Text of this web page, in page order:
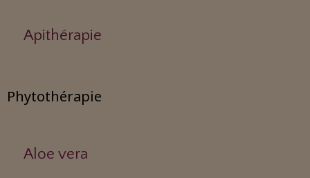
Apithérapie
Phytothérapie
Aloe vera